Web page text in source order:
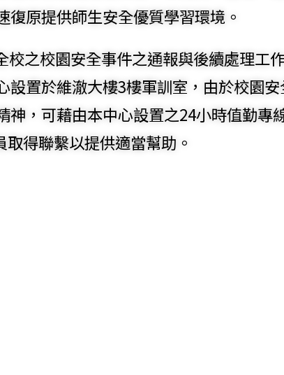
原提供師生安全優質學習環境。
之校園安全事件之通報與後續處理工
置於維澈大樓3樓軍訓室，由於校園
，可藉由本中心設置之24小時值勤專
取得聯繫以提供適當幫助。